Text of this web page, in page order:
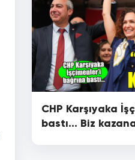
CHP Karşıyaka
bastı... Biz